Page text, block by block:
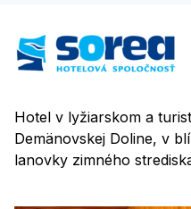
Hotel v lyžiarskom a
Demänovskej Doline, v
lanovky zimného